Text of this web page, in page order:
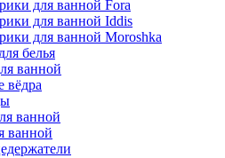
для ванной Fora
для ванной Iddis
для ванной Moroshka
белья
ванной
вёдра
ванной
ванной